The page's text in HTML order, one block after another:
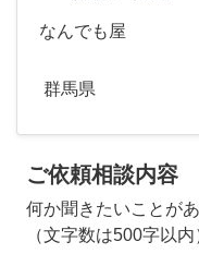
なんでも屋
群馬県
ご依頼相談内容
何か聞きたいことが
（文字数は500字以内